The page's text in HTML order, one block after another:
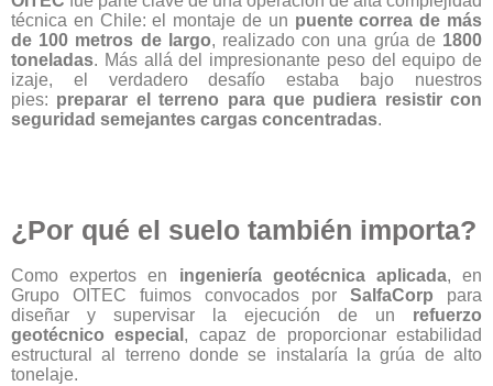
técnica en Chile: el montaje de un puente correa de más
de 100 metros de largo, realizado con una grúa de 1800
toneladas. Más allá del impresionante peso del equipo de
izaje, el verdadero desafío estaba bajo nuestros
pies: preparar el terreno para que pudiera resistir con
seguridad semejantes cargas concentradas.
¿Por qué el suelo también importa?
Como expertos en ingeniería geotécnica aplicada, en
Grupo OITEC fuimos convocados porSalfaCorp para
diseñar y supervisar la ejecución de un refuerzo
geotécnico especial , capaz de proporcionar estabilidad
estructural al terreno donde se instalaría la grúa de alto
tonelaje.